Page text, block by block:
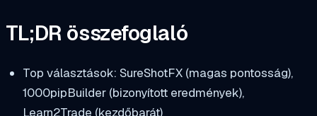
TL;DR összefoglaló
Top választások: SureShotFX (magas pontosság),
1000pipBuilder (bizonyított eredmények),
Learn2Trade (kezdőbarát)